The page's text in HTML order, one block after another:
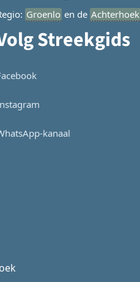
Groenlo en de Achterhoek
Streekgids
kanaal